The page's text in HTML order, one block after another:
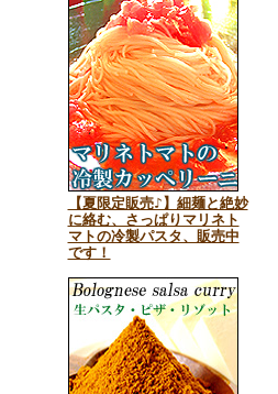
【夏限定販売♪】細麺と絶妙
に絡む、さっぱりマリネト
マトの冷製パスタ、販売中
です！